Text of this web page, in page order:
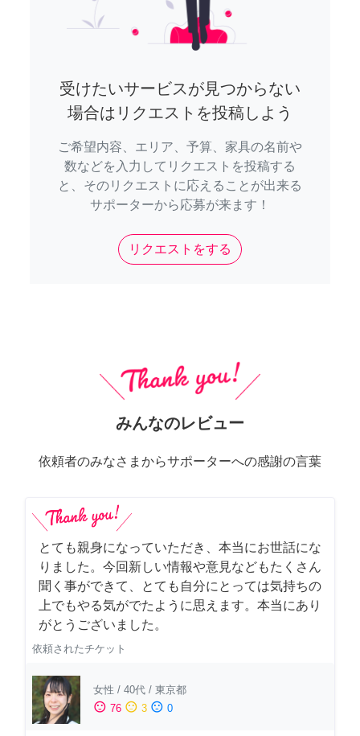
受けたいサービスが見つからない
場合はリクエストを投稿しよう
ご希望内容、エリア、予算、家具の名前や
数などを入力してリクエストを投稿する
と、そのリクエストに応えることが出来る
サポーターから応募が来ます！
リクエストをする
みんなのレビュー
依頼者のみなさまからサポーターへの感謝の言葉
とても親身になっていただき、本当にお世話にな
りました。今回新しい情報や意見などもたくさん
聞く事ができて、とても自分にとっては気持ちの
上でもやる気がでたように思えます。本当にあり
がとうございました。
依頼されたチケット
女性 / 40代 / 東京都
sentiment_satisfied 76 sentiment_neutral 3 sentiment_dissatisfied 0